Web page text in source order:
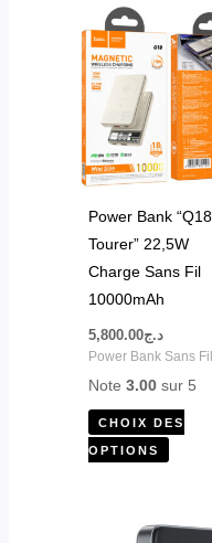
Power Bank “Q18
Tourer” 22,5W
Charge Sans Fil
10000mAh
د.ج5,800.00
Power Bank Sans Fil
Note3.00 sur 5
CHOIX DES
OPTIONS
a
Les
être